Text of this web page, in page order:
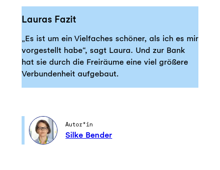
Lauras Fazit
„Es ist um ein Vielfaches schöner, als ich es mir
vorgestellt habe“, sagt Laura. Und zur Bank
hat sie durch die Freiräume eine viel größere
Verbundenheit aufgebaut.
Autor*in
Silke Bender